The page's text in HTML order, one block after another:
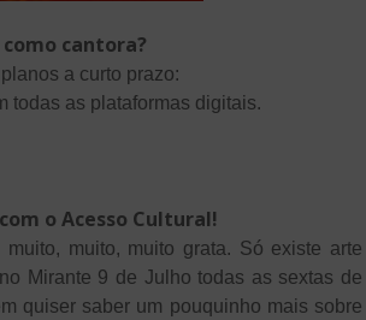
cantora?
a curto prazo:
todas as plataformas digitais.
o Acesso Cultural!
muito, muito grata. Só existe arte
Mirante 9 de Julho todas as sextas de
quiser saber um pouquinho mais sobre